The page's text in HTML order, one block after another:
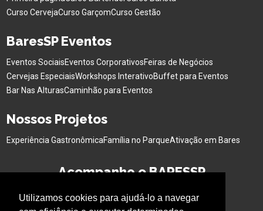
Utilizamos cookies para ajudá-lo a navegar
Curso CervejaCurso GarçomCurso Gestão
BaresSP Eventos
Eventos SociaisEventos CorporativosFeiras de Negócios
Cervejas EspeciaisWorkshops InterativoBuffet para Eventos
Bar Nas AlturasCaminhão para Eventos
Nossos Projetos
Experiência GastronômicaFamília no ParqueAtivação em Bares
Acompanhe o BARESSP